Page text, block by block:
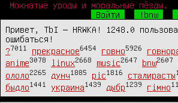
Мохнатые уроды и моральные пёзды.
Войти
!bnw
Привет, TbI — HRWKA! 1248.0
ошибаться!
?7011 прекрасное6454 говно5926
anime3078 linux2668 music2647 bnw2607
ололо2265 дунч1885 pic1816 сталирасты
быдло1441 украина1439 дыбр1239 гімно